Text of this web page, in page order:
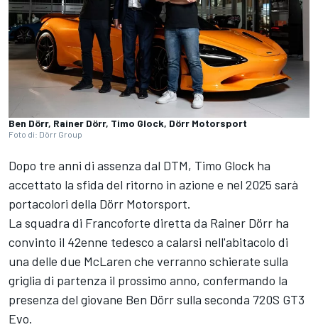
Ben Dörr, Rainer Dörr, Timo Glock, Dörr Motorsport
Foto di: Dörr Group
Dopo tre anni di assenza dal DTM, Timo Glock ha
accettato la sfida del ritorno in azione e nel 2025 sarà
portacolori della Dörr Motorsport.
La squadra di Francoforte diretta da Rainer Dörr ha
convinto il 42enne tedesco a calarsi nell'abitacolo di
una delle due McLaren che verranno schierate sulla
griglia di partenza il prossimo anno, confermando la
presenza del giovane Ben Dörr sulla seconda 720S GT3
Evo.